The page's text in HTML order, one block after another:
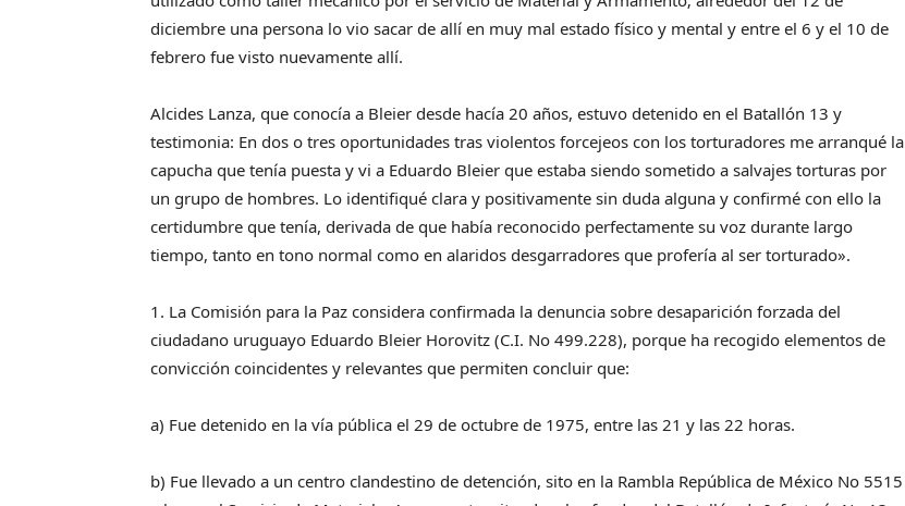
diciembre una persona lo vio sacar de allí en muy mal estado físico y mental y entre el 6 y el 10 de
febrero fue visto nuevamente allí.
Alcides Lanza, que conocía a Bleier desde hacía 20 años, estuvo detenido en el Batallón 13 y
testimonia: En dos o tres oportunidades tras violentos forcejeos con los torturadores me arranqué la
capucha que tenía puesta y vi a Eduardo Bleier que estaba siendo sometido a salvajes torturas por
un grupo de hombres. Lo identifiqué clara y positivamente sin duda alguna y confirmé con ello la
certidumbre que tenía, derivada de que había reconocido perfectamente su voz durante largo
tiempo, tanto en tono normal como en alaridos desgarradores que profería al ser torturado».
1. La Comisión para la Paz considera confirmada la denuncia sobre desaparición forzada del
ciudadano uruguayo Eduardo Bleier Horovitz (C.I. No 499.228), porque ha recogido elementos de
convicción coincidentes y relevantes que permiten concluir que:
a) Fue detenido en la vía pública el 29 de octubre de 1975, entre las 21 y las 22 horas.
b) Fue llevado a un centro clandestino de detención, sito en la Rambla República de México No 5515